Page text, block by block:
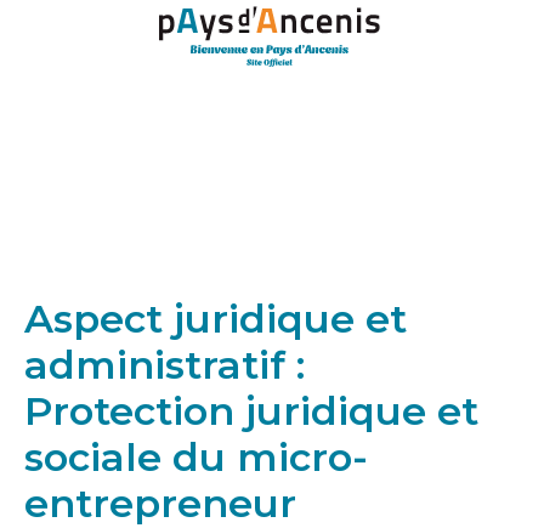
Panneau de gestion des cookies
Aspect juridique et
administratif :
Protection juridique et
sociale du micro-
entrepreneur